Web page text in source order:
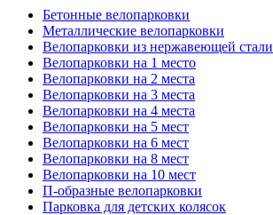
Бетонные велопарковки
Металлические велопарковки
Велопарковки из нержавеющей стали
Велопарковки на 1 место
Велопарковки на 2 места
Велопарковки на 3 места
Велопарковки на 4 места
Велопарковки на 5 мест
Велопарковки на 6 мест
Велопарковки на 8 мест
Велопарковки на 10 мест
П-образные велопарковки
Парковка для детских колясок